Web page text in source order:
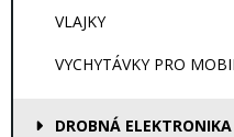
VLAJKY
VYCHYTÁVKY PRO
DROBNÁ ELEKTRONIKA